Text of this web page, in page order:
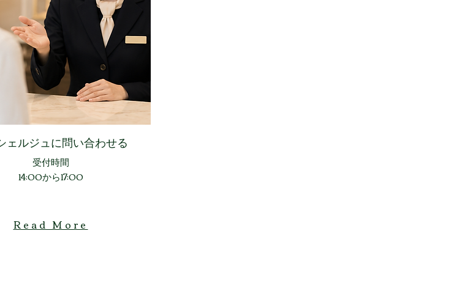
ェルジュに問い合わせる
​受付時間
14:00から17:00
Read More